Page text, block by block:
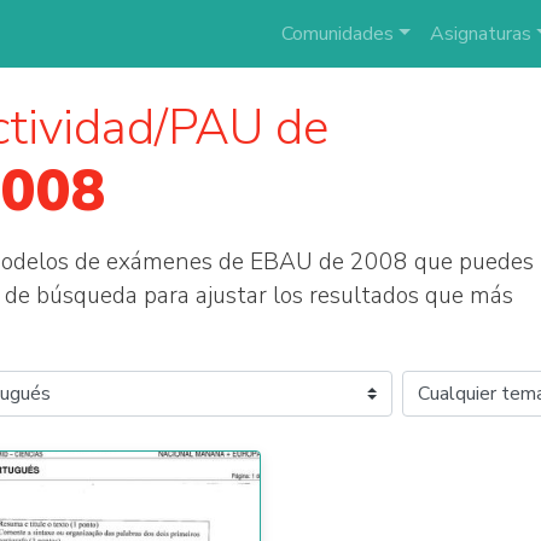
Comunidades Asignaturas
PAU de
de exámenes de EBAU de 2008 que puedes
búsqueda para ajustar los resultados que más